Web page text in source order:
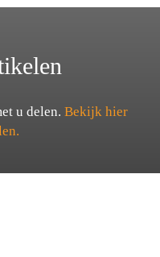
u delen. Bekijk hier